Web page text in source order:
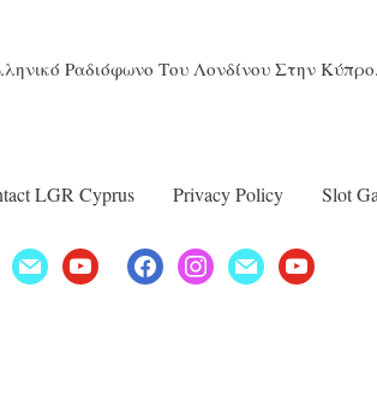
Ραδιόφωνο Του Λονδίνου Στην Κύπρο.
LGR Cyprus Privacy Policy Slot